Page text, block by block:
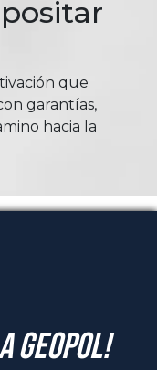
que
garantías,
hacia la
GeoPol!